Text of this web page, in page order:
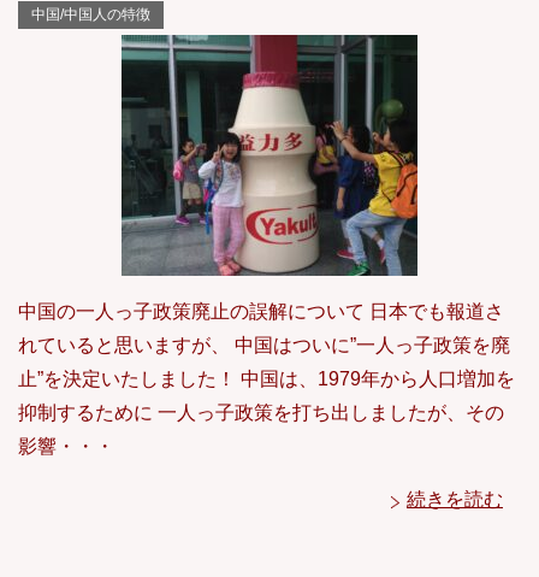
中国/中国人の特徴
中国の一人っ子政策廃止の誤解について 日本でも報道さ
れていると思いますが、 中国はついに”一人っ子政策を廃
止”を決定いたしました！ 中国は、1979年から人口増加を
抑制するために 一人っ子政策を打ち出しましたが、その
影響・・・
続きを読む